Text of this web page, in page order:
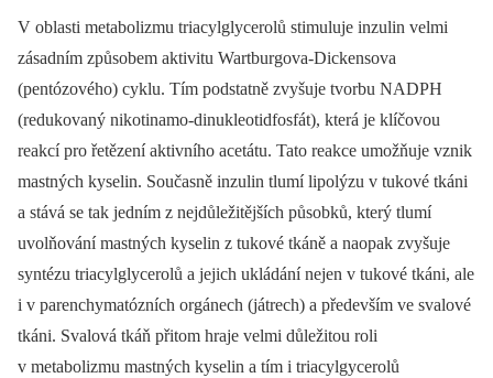
V oblasti metabolizmu triacylglycerolů stimuluje inzulin velmi
zásadním způsobem aktivitu Wartburgova-Dickensova
(pentózového) cyklu. Tím podstatně zvyšuje tvorbu NADPH
(redukovaný nikotinamo-dinukleotidfosfát), která je klíčovou
reakcí pro řetězení aktivního acetátu. Tato reakce umožňuje vznik
mastných kyselin. Současně inzulin tlumí lipolýzu v tukové tkáni
a stává se tak jedním z nejdůležitějších působků, který tlumí
uvolňování mastných kyselin z tukové tkáně a naopak zvyšuje
syntézu triacylglycerolů a jejich ukládání nejen v tukové tkáni, ale
i v parenchymatózních orgánech (játrech) a především ve svalové
tkáni. Svalová tkáň přitom hraje velmi důležitou roli
v metabolizmu mastných kyselin a tím i triacylgycerolů